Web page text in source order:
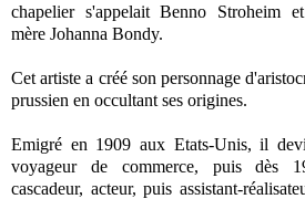
chapelier s'appelait Benno Stroheim
mère Johanna Bondy.
Cet artiste a créé son personnage
prussien en occultant ses origines.
Emigré en 1909 aux Etats-Unis, il
voyageur de commerce, puis dès
cascadeur, acteur, puis assistant-